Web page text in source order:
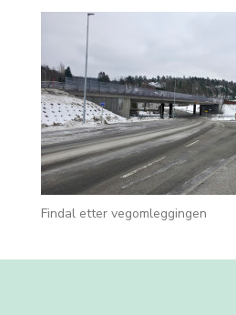
Findal etter vegomleggingen